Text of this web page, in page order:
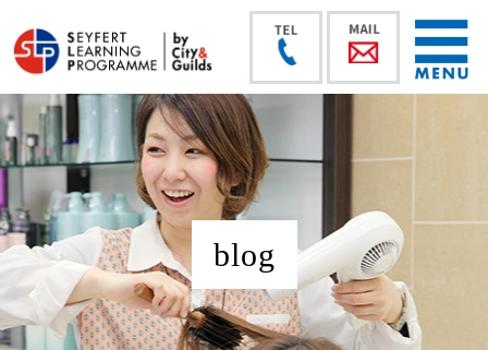
blog